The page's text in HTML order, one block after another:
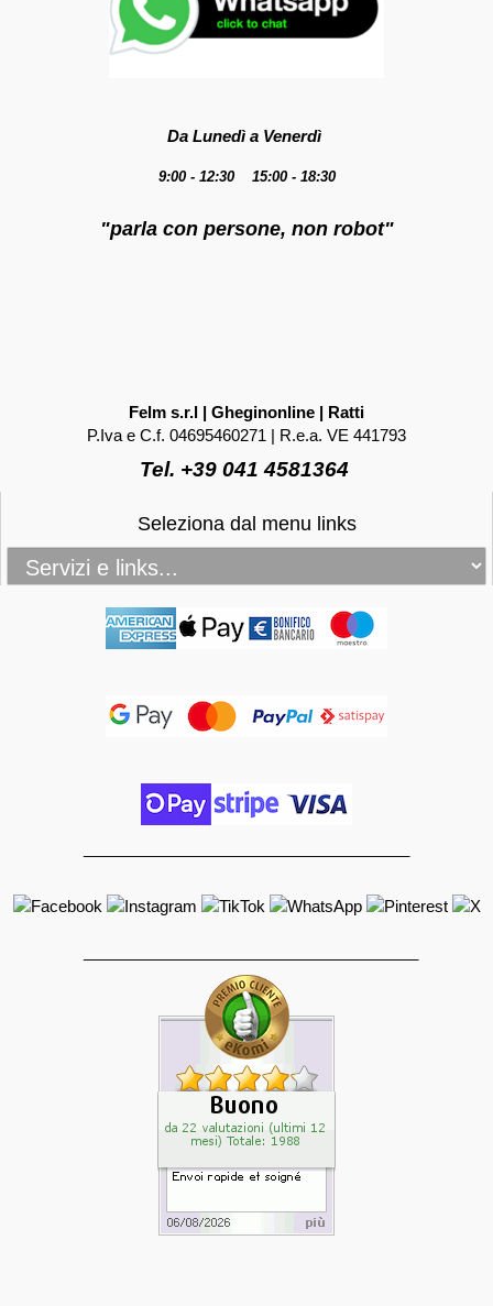
Da Lunedì a Venerdì
9:00 - 12:30 15:00 - 18:30
"parla con persone, non robot"
Felm s.r.l | Gheginonline | Ratti
P.Iva e C.f. 04695460271 | R.e.a. VE 441793
Tel. +39 041 4581364
Seleziona dal menu links